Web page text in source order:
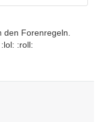
Forenregeln.
:roll: